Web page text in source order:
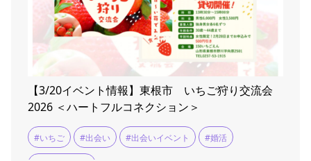
【3/20イベント情報】東根市 いちご狩り交流会
2026 ＜ハートフルコネクション＞
#いちご #出会い #出会いイベント #婚活